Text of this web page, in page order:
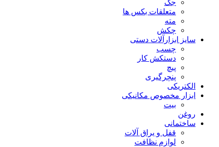
جک
متعلقات بکس ها
مته
چکش
سایز ابزارآلات دستی
چسب
دستکش کار
پیچ
پنچرگیری
الکتریکی
ابزار مخصوص مکانیکی
بیت
روغن
ساختمانی
قفل و یراق آلات
لوازم نظافت